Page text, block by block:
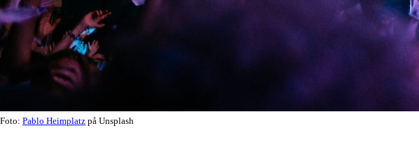
Foto: Pablo Heimplatz på Unsplash